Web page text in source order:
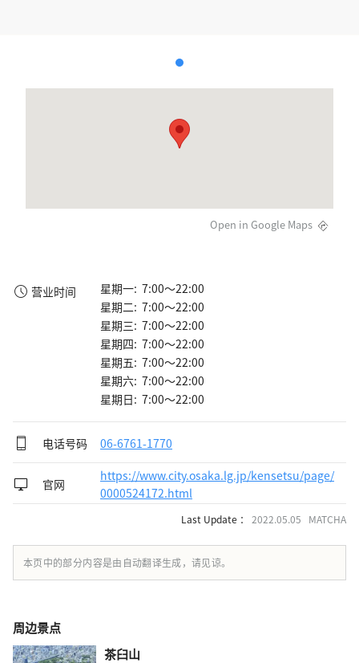
Open in Google Maps
营业时间
星期一: 7:00～22:00
星期二: 7:00～22:00
星期三: 7:00～22:00
星期四: 7:00～22:00
星期五: 7:00～22:00
星期六: 7:00～22:00
星期日: 7:00～22:00
电话号码 06-6761-1770
官网
https://www.city.osaka.lg.jp/kensetsu/page/
0000524172.html
Last Update ： 2022.05.05 MATCHA
本页中的部分内容是由自动翻译生成，请见谅。
周边景点
茶臼山